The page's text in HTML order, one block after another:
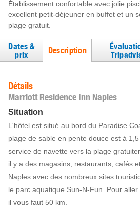
Établissement confortable avec jolie
excellent petit-déjeuner en buffet et un
plage gratuit.
Dates &
prix
Description
Détails
Marriott Residence Inn Naples
Situation
L'hôtel est situé au bord du Paradise
plage de sable en pente douce est à
service de navette vers la plage
il y a des magasins, restaurants, cafés
Naples avec des nombreux sites
le parc aquatique Sun-N-Fun. Pour
il vous faut 50 km.